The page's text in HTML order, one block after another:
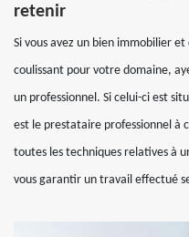
retenir
Si vous avez un bien immobilier
coulissant pour votre domaine,
un professionnel. Si celui-ci est
est le prestataire professionnel à
toutes les techniques relatives à
vous garantir un travail effectué